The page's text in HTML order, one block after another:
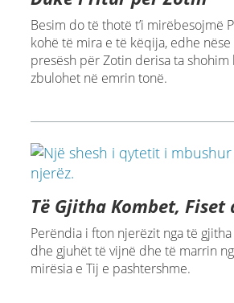
Besim do të thotë t’i mirëbesojmë
kohë të mira e të këqija, edhe
presësh për Zotin derisa ta shohim
zbulohet në emrin tonë.
Të Gjitha Kombet, Fiset
Perëndia i fton njerëzit nga të
dhe gjuhët të vijnë dhe të marrin
mirësia e Tij e pashtershme.